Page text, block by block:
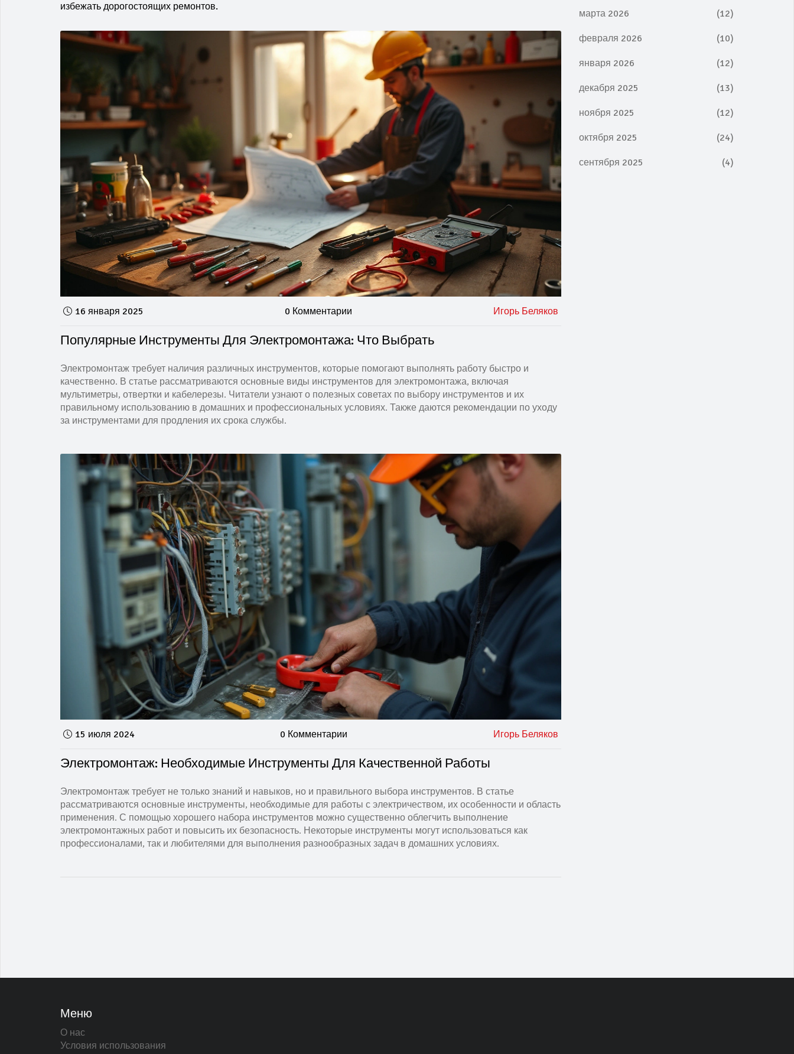
избежать дорогостоящих ремонтов.
16 января 2025 0 Комментарии Игорь Беляков
Популярные Инструменты Для Электромонтажа: Что Выбрать
Электромонтаж требует наличия различных инструментов, которые помогают выполнять работу быстро и
качественно. В статье рассматриваются основные виды инструментов для электромонтажа, включая
мультиметры, отвертки и кабелерезы. Читатели узнают о полезных советах по выбору инструментов и их
правильному использованию в домашних и профессиональных условиях. Также даются рекомендации по уходу
за инструментами для продления их срока службы.
15 июля 2024 0 Комментарии Игорь Беляков
Электромонтаж: Необходимые Инструменты Для Качественной Работы
Электромонтаж требует не только знаний и навыков, но и правильного выбора инструментов. В статье
рассматриваются основные инструменты, необходимые для работы с электричеством, их особенности и область
применения. С помощью хорошего набора инструментов можно существенно облегчить выполнение
электромонтажных работ и повысить их безопасность. Некоторые инструменты могут использоваться как
профессионалами, так и любителями для выполнения разнообразных задач в домашних условиях.
марта 2026 (12)
февраля 2026 (10)
января 2026 (12)
декабря 2025 (13)
ноября 2025 (12)
октября 2025 (24)
сентября 2025 (4)
Меню
О нас
Условия использования